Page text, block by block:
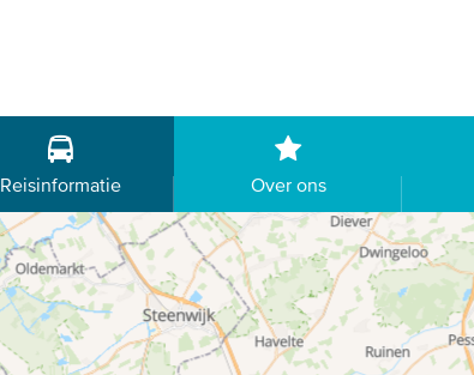
Reisinformatie Over ons